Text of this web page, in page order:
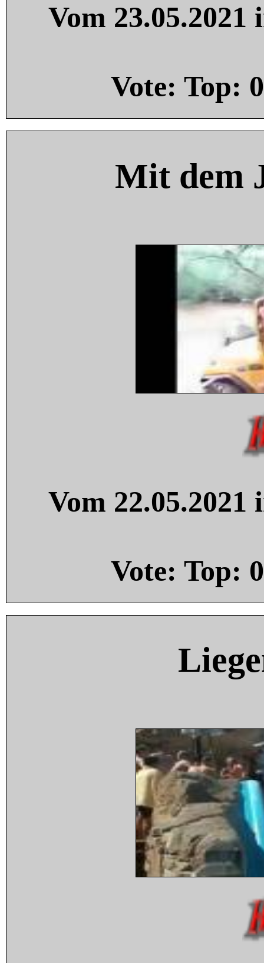
Vom
Vote: Top: 0
Mit dem
Vom
Vote: Top: 0